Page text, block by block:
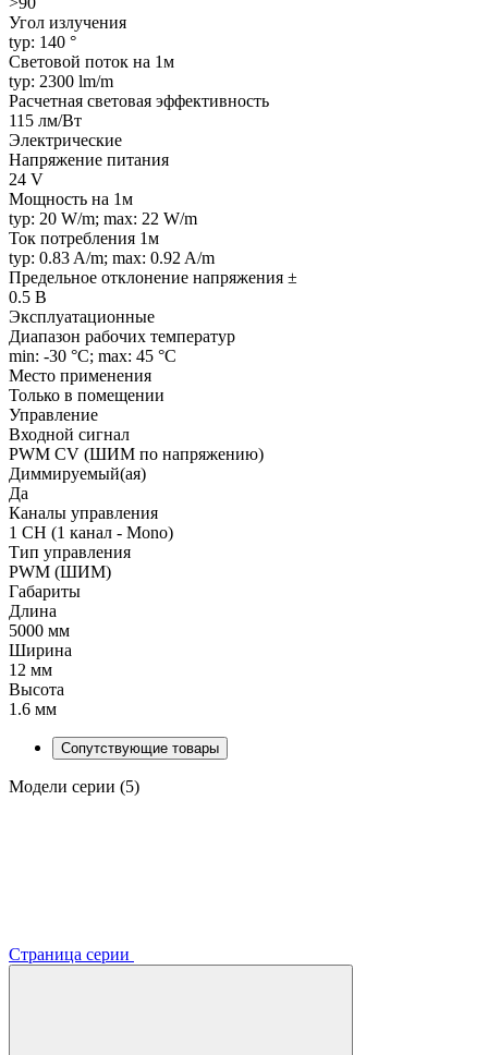
Угол излучения
typ: 140 °
Световой поток на 1м
typ: 2300 lm/m
Расчетная световая эффективность
115 лм/Вт
Электрические
Напряжение питания
24 V
Мощность на 1м
typ: 20 W/m; max: 22 W/m
Ток потребления 1м
typ: 0.83 A/m; max: 0.92 A/m
Предельное отклонение напряжения ±
0.5 В
Эксплуатационные
Диапазон рабочих температур
min: -30 °C; max: 45 °C
Место применения
Только в помещении
Управление
Входной сигнал
PWM СV (ШИМ по напряжению)
Диммируемый(ая)
Да
Каналы управления
1 CH (1 канал - Mono)
Тип управления
PWM (ШИМ)
Габариты
Длина
5000 мм
Ширина
12 мм
Высота
1.6 мм
Сопутствующие товары
Модели серии (5)
Страница серии